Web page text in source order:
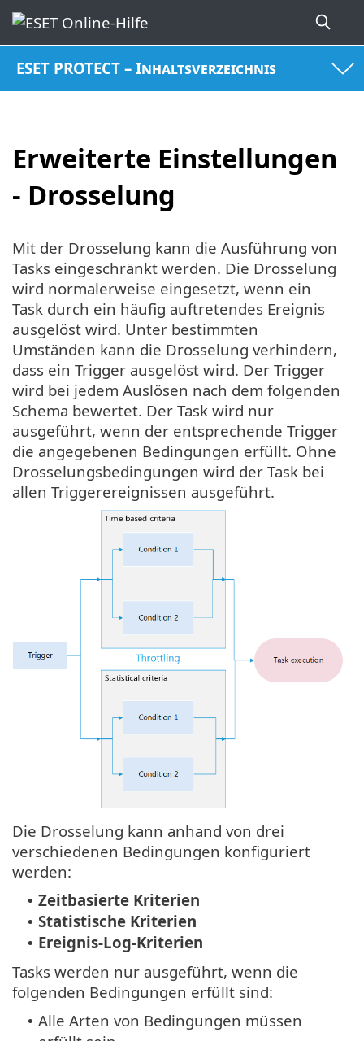
ESET PROTECT – Inhaltsverzeichnis
Erweiterte Einstellungen
- Drosselung
Mit der Drosselung kann die Ausführung von
Tasks eingeschränkt werden. Die Drosselung
wird normalerweise eingesetzt, wenn ein
Task durch ein häufig auftretendes Ereignis
ausgelöst wird. Unter bestimmten
Umständen kann die Drosselung verhindern,
dass ein Trigger ausgelöst wird. Der Trigger
wird bei jedem Auslösen nach dem folgenden
Schema bewertet. Der Task wird nur
ausgeführt, wenn der entsprechende Trigger
die angegebenen Bedingungen erfüllt. Ohne
Drosselungsbedingungen wird der Task bei
allen Triggerereignissen ausgeführt.
Die Drosselung kann anhand von drei
verschiedenen Bedingungen konfiguriert
werden:
• Zeitbasierte Kriterien
• Statistische Kriterien
• Ereignis-Log-Kriterien
Tasks werden nur ausgeführt, wenn die
folgenden Bedingungen erfüllt sind:
• Alle Arten von Bedingungen müssen